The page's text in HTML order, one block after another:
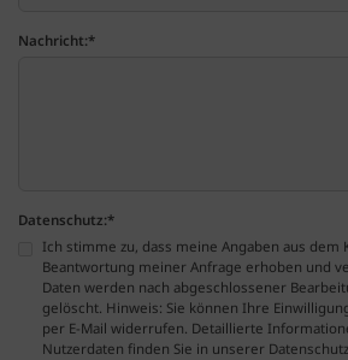
Nachricht:*
Datenschutz:*
Ich stimme zu, dass meine Angaben aus dem
Beantwortung meiner Anfrage erhoben und
Daten werden nach abgeschlossener
gelöscht. Hinweis: Sie können Ihre
per E-Mail widerrufen. Detaillierte
Nutzerdaten finden Sie in unserer